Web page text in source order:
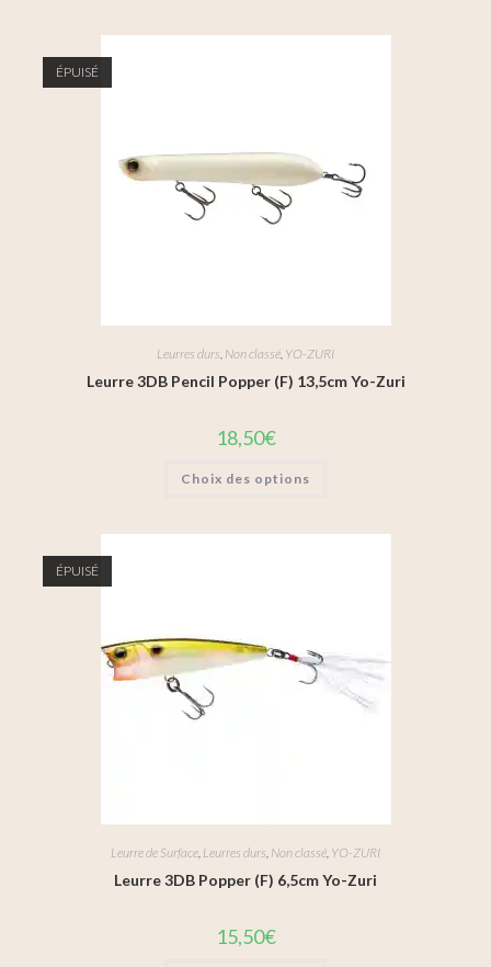
ÉPUISÉ
Leurres durs, Non classé, YO-ZURI
Leurre 3DB Pencil Popper (F) 13,5cm Yo-Zuri
18,50€
Choix des options
ÉPUISÉ
Leurre de Surface Leurres durs Non classé YO-ZURI
Leurre 3DB Popper (F) 6,5cm Yo-Zuri
15,50€